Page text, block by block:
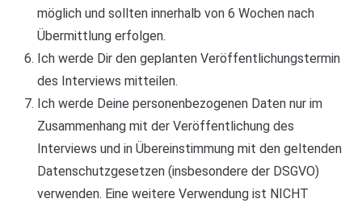
möglich und sollten innerhalb von 6 Wochen nach
Übermittlung erfolgen.
Ich werde Dir den geplanten Veröffentlichungstermin
des Interviews mitteilen.
Ich werde Deine personenbezogenen Daten nur im
Zusammenhang mit der Veröffentlichung des
Interviews und in Übereinstimmung mit den geltenden
Datenschutzgesetzen (insbesondere der DSGVO)
verwenden. Eine weitere Verwendung ist NICHT